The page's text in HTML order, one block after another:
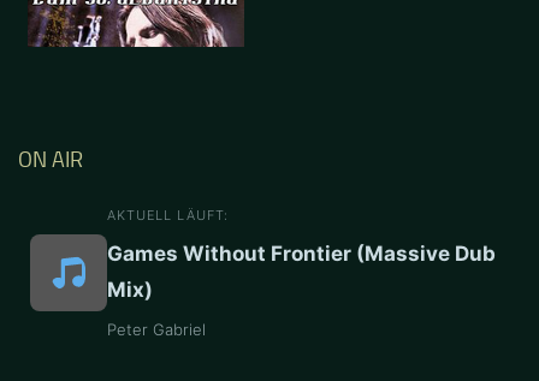
ON AIR
AKTUELL LÄUFT:
Games Without Frontier (Massive Dub
Mix)
Peter Gabriel